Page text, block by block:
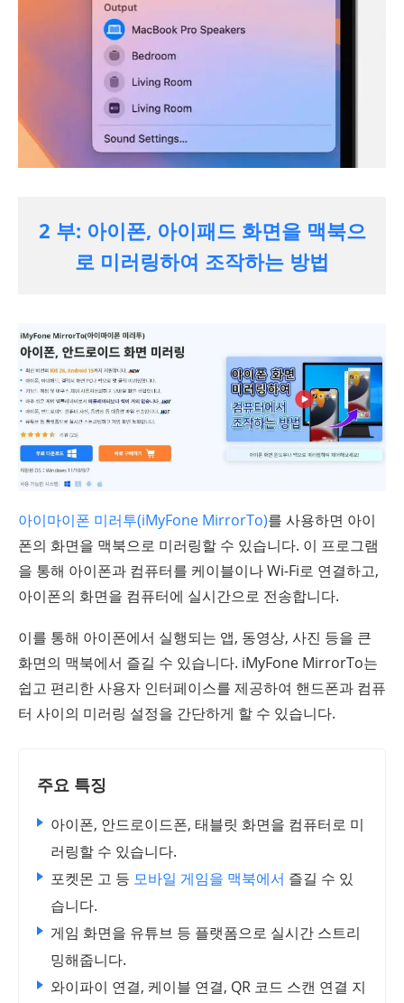
2 부: 아이폰, 아이패드 화면을 맥북으
로 미러링하여 조작하는 방법
아이마이폰 미러투(iMyFone MirrorTo)를 사용하면 아이
폰의 화면을 맥북으로 미러링할 수 있습니다. 이 프로그램
을 통해 아이폰과 컴퓨터를 케이블이나 Wi-Fi로 연결하고,
아이폰의 화면을 컴퓨터에 실시간으로 전송합니다.
이를 통해 아이폰에서 실행되는 앱, 동영상, 사진 등을 큰
화면의 맥북에서 즐길 수 있습니다. iMyFone MirrorTo는
쉽고 편리한 사용자 인터페이스를 제공하여 핸드폰과 컴퓨
터 사이의 미러링 설정을 간단하게 할 수 있습니다.
주요 특징
아이폰, 안드로이드폰, 태블릿 화면을 컴퓨터로 미
러링할 수 있습니다.
포켓몬 고 등 모바일 게임을 맥북에서 즐길 수 있
습니다.
게임 화면을 유튜브 등 플랫폼으로 실시간 스트리
밍해줍니다.
와이파이 연결, 케이블 연결, QR 코드 스캔 연결 지